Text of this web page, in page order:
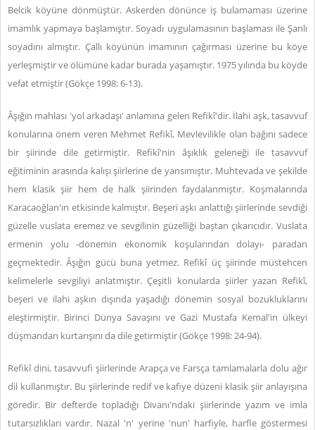
Belcik köyüne dönmüştür. Askerden dönünce iş bulamaması üzerine
imamlık yapmaya başlamıştır. Soyadı uygulamasının başlaması ile Şanlı
soyadını almıştır. Çallı köyünün imamının çağırması üzerine bu köye
yerleşmiştir ve ölümüne kadar burada yaşamıştır. 1975 yılında bu köyde
vefat etmiştir (Gökçe 1998: 6-13).
Âşığın mahlası 'yol arkadaşı' anlamına gelen Refikî'dir. İlahi aşk, tasavvuf
konularına önem veren Mehmet Refikî, Mevlevilikle olan bağını sadece
bir şiirinde dile getirmiştir. Refikî'nin âşıklık geleneği ile tasavvuf
eğitiminin arasında kalışı şiirlerine de yansımıştır. Muhtevada ve şekilde
hem klasik şiir hem de halk şiirinden faydalanmıştır. Koşmalarında
Karacaoğlan'ın etkisinde kalmıştır. Beşeri aşkı anlattığı şiirlerinde sevdiği
güzelle vuslata eremez ve sevgilinin güzelliği baştan çıkarıcıdır. Vuslata
ermenin yolu -dönemin ekonomik koşularından dolayı- paradan
geçmektedir. Âşığın gücü buna yetmez. Refikî üç şiirinde müstehcen
kelimelerle sevgiliyi anlatmıştır. Çeşitli konularda şiirler yazan Refikî,
beşeri ve ilahi aşkın dışında yaşadığı dönemin sosyal bozukluklarını
eleştirmiştir. Birinci Dünya Savaşını ve Gazi Mustafa Kemal'in ülkeyi
düşmandan kurtarışını da dile getirmiştir (Gökçe 1998: 24-94).
Refikî dini, tasavvufi şiirlerinde Arapça ve Farsça tamlamalarla dolu ağır
dil kullanmıştır. Bu şiirlerinde redif ve kafiye düzeni klasik şiir anlayışına
göredir. Bir defterde topladığı Divanı'ndaki şiirlerinde yazım ve imla
tutarsızlıkları vardır. Nazal 'n' yerine 'nun' harfiyle, harfle göstermesi